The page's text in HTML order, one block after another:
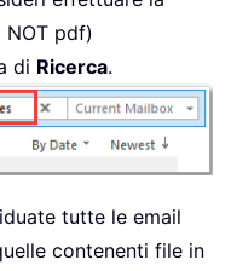
NOT pdf)
di Ricerca.
tutte le email
contenenti file in